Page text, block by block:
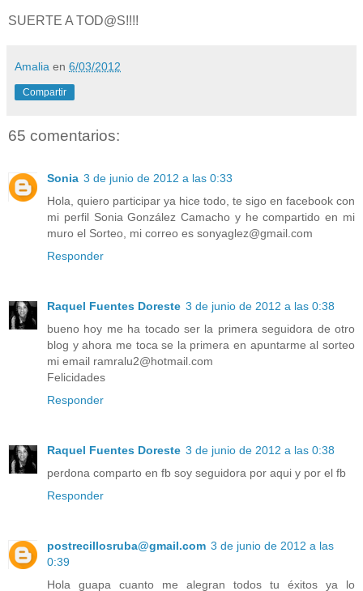
SUERTE A TOD@S!!!!
Amalia en 6/03/2012
Compartir
65 comentarios:
Sonia 3 de junio de 2012 a las 0:33
Hola, quiero participar ya hice todo, te sigo en facebook con
mi perfil Sonia González Camacho y he compartido en mi
muro el Sorteo, mi correo es sonyaglez@gmail.com
Responder
Raquel Fuentes Doreste 3 de junio de 2012 a las 0:38
bueno hoy me ha tocado ser la primera seguidora de otro
blog y ahora me toca se la primera en apuntarme al sorteo
mi email ramralu2@hotmail.com
Felicidades
Responder
Raquel Fuentes Doreste 3 de junio de 2012 a las 0:38
perdona comparto en fb soy seguidora por aqui y por el fb
Responder
postrecillosruba@gmail.com 3 de junio de 2012 a las
0:39
Hola guapa cuanto me alegran todos tu éxitos ya lo